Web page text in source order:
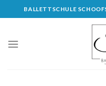
to
BALLETTSCHULE